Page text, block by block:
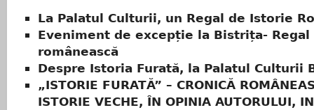
La Palatul Culturii, un Regal de Istorie
Eveniment de excepție la Bistrița-
românească
Despre Istoria Furată, la Palatul Culturii
„ISTORIE FURATĂ” – CRONICĂ
ISTORIE VECHE, ÎN OPINIA AUTORULUI,